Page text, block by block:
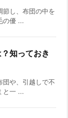
節し、布団の中を
の優 ...
知っておき
団や、引越しで不
と一 ...